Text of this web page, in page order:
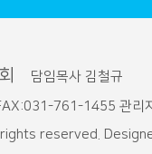
담임목사 김철규
761-1455 관리
rights reserved.